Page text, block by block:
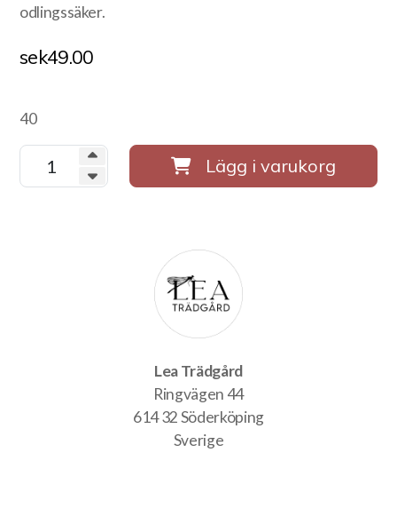
odlingssäker.
sek49.00
40
Lägg i varukorg
Lea Trädgård
Ringvägen 44
614 32 Söderköping
Sverige